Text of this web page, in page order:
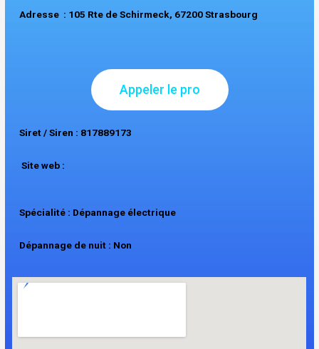
Adresse : 105 Rte de Schirmeck, 67200 Strasbourg
Appeler le pro
Siret / Siren : 817889173
Site web :
Spécialité : Dépannage électrique
Dépannage de nuit : Non